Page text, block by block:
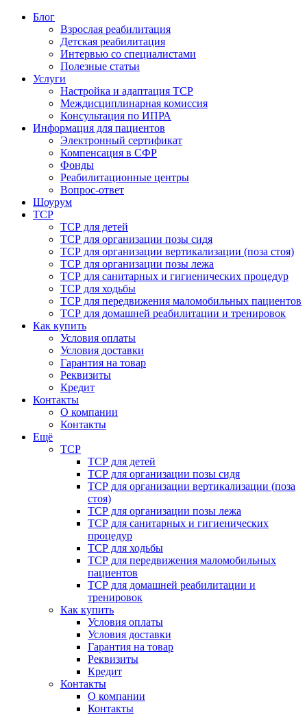
Блог
Взрослая реабилитация
Детская реабилитация
Интервью со специалистами
Полезные статьи
Услуги
Настройка и адаптация ТСР
Междисциплинарная комиссия
Консультация по ИПРА
Информация для пациентов
Электронный сертификат
Компенсация в СФР
Фонды
Реабилитационные центры
Вопрос-ответ
Шоурум
ТСР
ТСР для детей
ТСР для организации позы сидя
ТСР для организации вертикализации (поза стоя)
ТСР для организации позы лежа
ТСР для санитарных и гигиенических процедур
ТСР для ходьбы
ТСР для передвижения маломобильных пациентов
ТСР для домашней реабилитации и тренировок
Как купить
Условия оплаты
Условия доставки
Гарантия на товар
Реквизиты
Кредит
Контакты
О компании
Контакты
Ещё
ТСР
ТСР для детей
ТСР для организации позы сидя
ТСР для организации вертикализации (поза
стоя)
ТСР для организации позы лежа
ТСР для санитарных и гигиенических
процедур
ТСР для ходьбы
ТСР для передвижения маломобильных
пациентов
ТСР для домашней реабилитации и
тренировок
Как купить
Условия оплаты
Условия доставки
Гарантия на товар
Реквизиты
Кредит
Контакты
О компании
Контакты